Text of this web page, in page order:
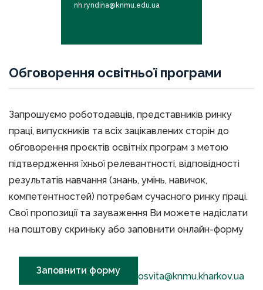
Малої
nh.ryndina@knmu.edu.ua
Обговорення освітньої програми
Запрошуємо роботодавців, представників ринку
праці, випускників та всіх зацікавлених сторін до
обговорення проєктів освітніх програм з метою
підтвердження їхньої релевантності, відповідності
результатів навчання (знань, умінь, навичок,
компетентностей) потребам сучасного ринку праці.
Свої пропозиції та зауваження Ви можете надіслати
на поштову скриньку або заповнити онлайн-форму
Заповнити форму
osvita@knmu.kharkov.ua